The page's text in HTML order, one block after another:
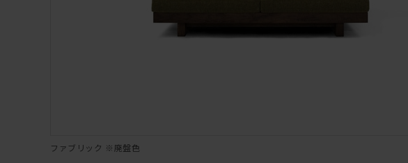
ファブリック ※廃盤色